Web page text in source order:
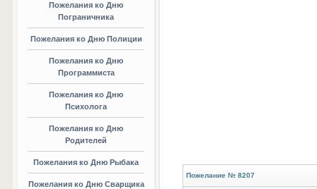
Пожелания ко Дню
Пограничника
Пожелания ко Дню Полиции
Пожелания ко Дню
Программиста
Пожелания ко Дню
Психолога
Пожелания ко Дню
Родителей
Пожелания ко Дню Рыбака
Пожелания ко Дню Сварщика
Пожелание № 8207